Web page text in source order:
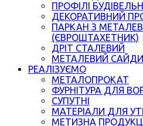
ПРОФІЛІ
ДЕКОРАТИВНИЙ
ПАРКАН З
(ЄВРОШТАХЕТНИК)
ДРІТ СТАЛЕВИЙ
МЕТАЛЕВИЙ
РЕАЛІЗУЄМО
МЕТАЛОПРОКАТ
ФУРНІТУРА ДЛЯ
СУПУТНІ
МАТЕРІАЛИ ДЛЯ
МЕТИЗНА